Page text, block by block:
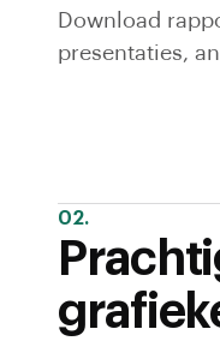
Download
presentaties,
02.